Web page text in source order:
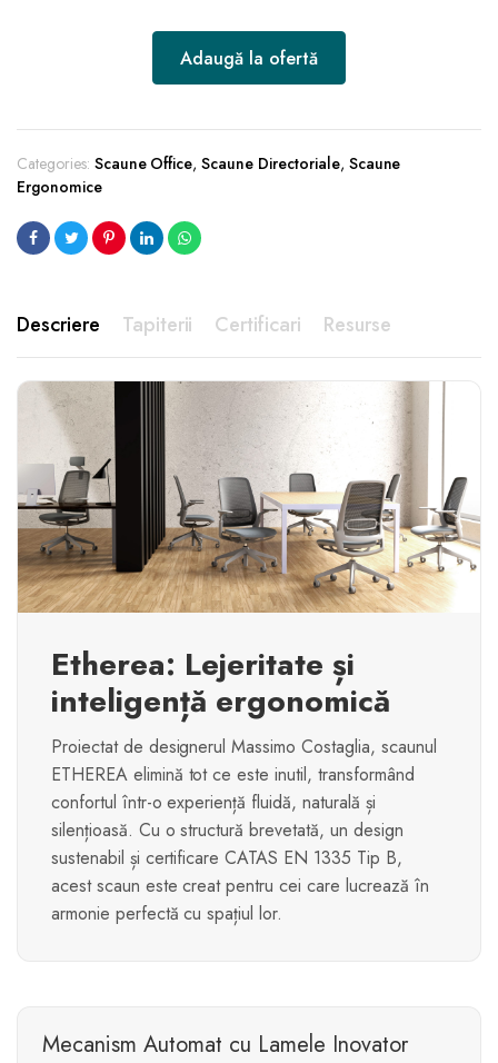
Adaugă la ofertă
Categories: Scaune Office,Scaune Directoriale, Scaune
Ergonomice
Tapiterii Certificari Resurse
Descriere
Etherea: Lejeritate și
inteligență ergonomică
Proiectat de designerul Massimo Costaglia, scaunul
ETHEREA elimină tot ce este inutil, transformând
confortul într-o experiență fluidă, naturală și
silențioasă. Cu o structură brevetată, un design
sustenabil și certificare CATAS EN 1335 Tip B,
acest scaun este creat pentru cei care lucrează în
armonie perfectă cu spațiul lor.
Mecanism Automat cu Lamele Inovator